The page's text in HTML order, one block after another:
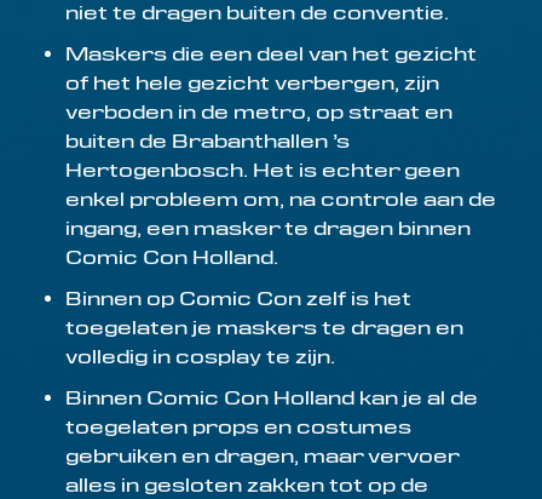
niet te dragen buiten de conventie.
Maskers die een deel van het gezicht
of het hele gezicht verbergen, zijn
verboden in de metro, op straat en
buiten de Brabanthallen ’s
Hertogenbosch. Het is echter geen
enkel probleem om, na controle aan de
ingang, een masker te dragen binnen
Comic Con Holland.
Binnen op Comic Con zelf is het
toegelaten je maskers te dragen en
volledig in cosplay te zijn.
Binnen Comic Con Holland kan je al de
toegelaten props en costumes
gebruiken en dragen, maar vervoer
alles in gesloten zakken tot op de